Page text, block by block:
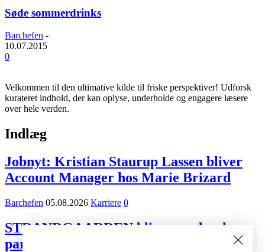
Søde sommerdrinks
Barchefen -
10.07.2015
0
Velkommen til den ultimative kilde til friske perspektiver! Udforsk
kurateret indhold, der kan oplyse, underholde og engagere læsere
over hele verden.
Indlæg
Jobnyt: Kristian Staurup Lassen bliver
Account Manager hos Marie Brizard
Barchefen 05.08.2026 Karriere 0
STRANDGAARDEN bliver ny dansk
partner for Tiger Beer og Desperados